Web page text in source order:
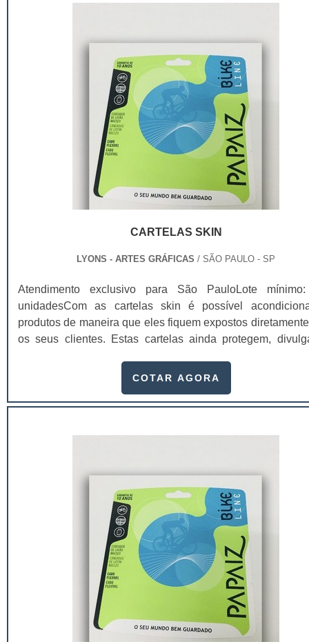
CARTELAS SKIN
LYONS - ARTES GRÁFICAS / SÃO PAULO - SP
Atendimento exclusivo para São PauloLote
unidadesCom as cartelas skin é possível
produtos de maneira que eles fiquem expostos
os seus clientes. Estas cartelas ainda protegem,
proteção dos produtos é realizada por meio de um filme
resinado da cartela e est...
COTAR AGORA